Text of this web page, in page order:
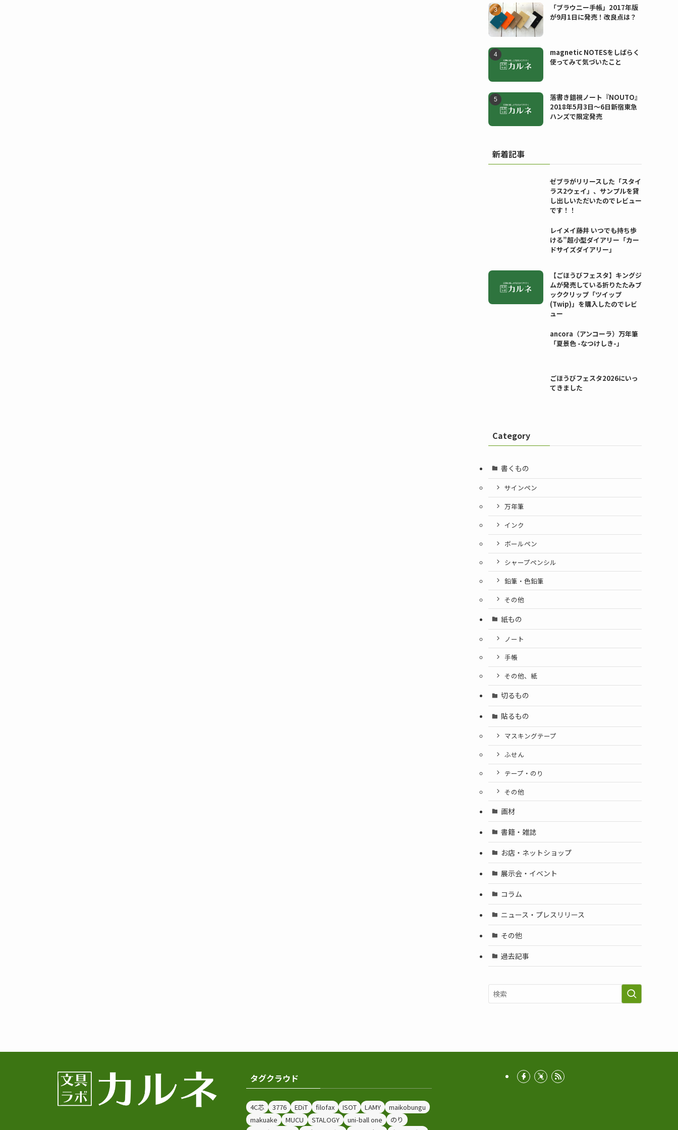
「ブラウニー手帳」2017年版
が9月1日に発売！改良点は？
magnetic NOTESをしばらく
使ってみて気づいたこと
落書き錯視ノート『NOUTO』
2018年5月3日〜6日新宿東急
ハンズで限定発売
新着記事
ゼブラがリリースした「スタイ
ラス2ウェイ」、サンプルを貸
し出しいただいたのでレビュー
です！！
レイメイ藤井 いつでも持ち歩
ける”超小型ダイアリー「カー
ドサイズダイアリー」
【ごほうびフェスタ】キングジ
ムが発売している折りたたみブ
ッククリップ「ツイップ
(Twip)」を購入したのでレビ
ュー
ancora（アンコーラ）万年筆
「夏景色 -なつけしき-」
ごほうびフェスタ2026にいっ
てきました
Category
書くもの
サインペン
万年筆
インク
ボールペン
シャープペンシル
鉛筆・色鉛筆
その他
紙もの
ノート
手帳
その他、紙
切るもの
貼るもの
マスキングテープ
ふせん
テープ・のり
その他
画材
書籍・雑誌
お店・ネットショップ
展示会・イベント
コラム
ニュース・プレスリリース
その他
過去記事
タグクラウド
4C芯 3776 EDiT filofax ISOT LAMY
maikobungu
makuake
MUCU STALOGY uni-ball one
のり